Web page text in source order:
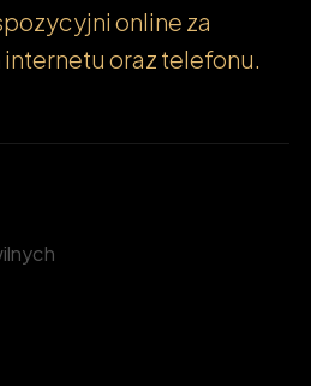
online za
oraz telefonu.